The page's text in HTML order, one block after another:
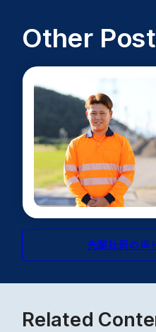
Other
先輩社員の声
Related